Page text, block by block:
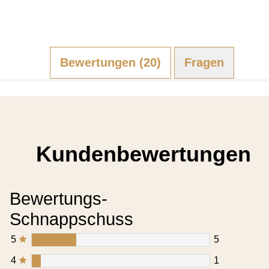
Bewertungen (20) Fragen (0)
Kundenbewertungen
Bewertungs-
Schnappschuss
5 5
4 1